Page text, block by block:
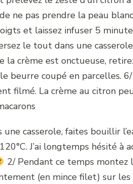
ne pas prendre la peau
et laissez infuser 5
le tout dans une
la crème est onctueuse,
beurre coupé en parcelles.
filmé. La crème au citron
une casserole, faites bouillir
J’ai longtemps hésité à
2/ Pendant ce temps montez
(en mince filet) sur